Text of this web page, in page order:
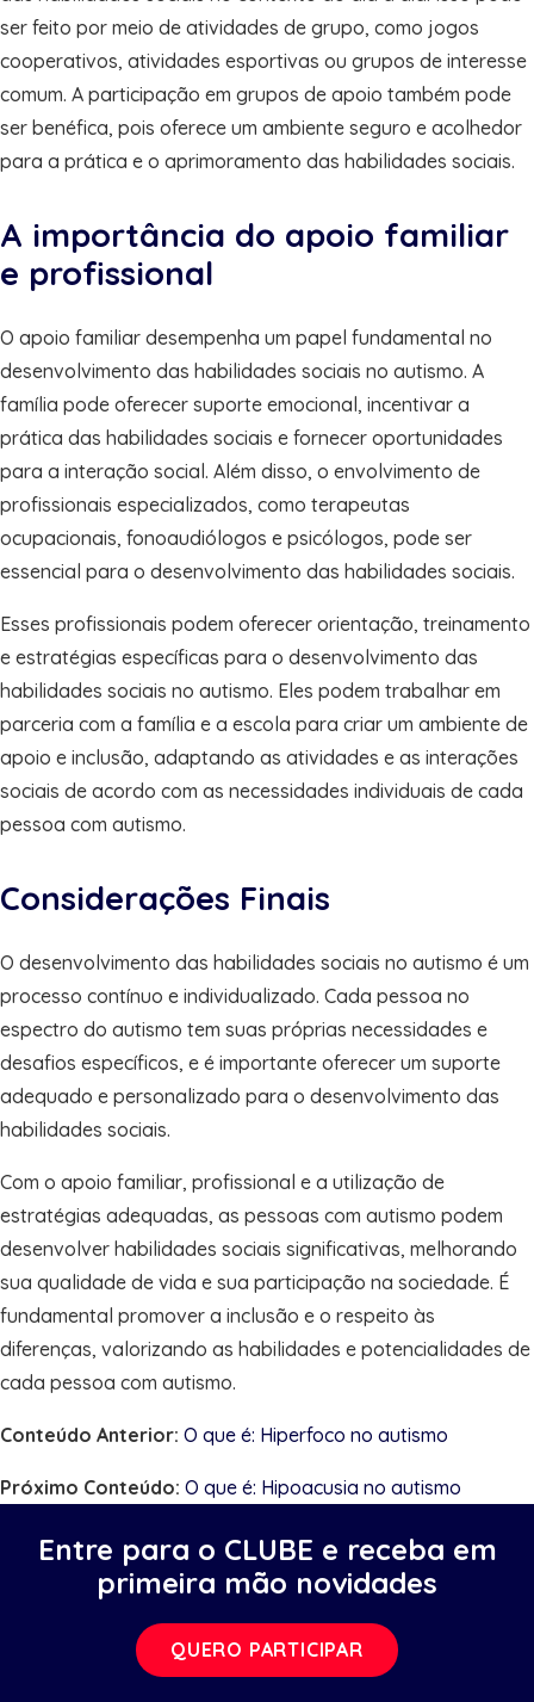
ser feito por meio de atividades de grupo, como jogos
cooperativos, atividades esportivas ou grupos de interesse
comum. A participação em grupos de apoio também pode
ser benéfica, pois oferece um ambiente seguro e acolhedor
para a prática e o aprimoramento das habilidades sociais.
A importância do apoio familiar
e profissional
O apoio familiar desempenha um papel fundamental no
desenvolvimento das habilidades sociais no autismo. A
família pode oferecer suporte emocional, incentivar a
prática das habilidades sociais e fornecer oportunidades
para a interação social. Além disso, o envolvimento de
profissionais especializados, como terapeutas
ocupacionais, fonoaudiólogos e psicólogos, pode ser
essencial para o desenvolvimento das habilidades sociais.
Esses profissionais podem oferecer orientação, treinamento
e estratégias específicas para o desenvolvimento das
habilidades sociais no autismo. Eles podem trabalhar em
parceria com a família e a escola para criar um ambiente de
apoio e inclusão, adaptando as atividades e as interações
sociais de acordo com as necessidades individuais de cada
pessoa com autismo.
Considerações Finais
O desenvolvimento das habilidades sociais no autismo é um
processo contínuo e individualizado. Cada pessoa no
espectro do autismo tem suas próprias necessidades e
desafios específicos, e é importante oferecer um suporte
adequado e personalizado para o desenvolvimento das
habilidades sociais.
Com o apoio familiar, profissional e a utilização de
estratégias adequadas, as pessoas com autismo podem
desenvolver habilidades sociais significativas, melhorando
sua qualidade de vida e sua participação na sociedade. É
fundamental promover a inclusão e o respeito às
diferenças, valorizando as habilidades e potencialidades de
cada pessoa com autismo.
Conteúdo Anterior: O que é: Hiperfoco no autismo
Próximo Conteúdo: O que é: Hipoacusia no autismo
Entre para o CLUBE e receba em
primeira mão novidades
QUERO PARTICIPAR